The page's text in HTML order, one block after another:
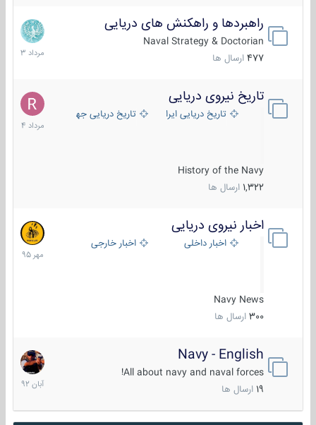
راهبردها و راهکنش های دریایی
Naval Strategy & Doctorian
477 ارسال ها
2
مرداد
1403
تاریخ نیروی دریایی
تاریخ دریایی ایران تاریخ دریایی جهان
History of the Navy
1,322 ارسال ها
16
مرداد
1404
اخبار نیروی دریایی
اخبار داخلی اخبار خارجی
Navy News
300 ارسال ها
27
مهر
1395
Navy - English
All about navy and naval forces!
ارسال ها
22
آبان
1392